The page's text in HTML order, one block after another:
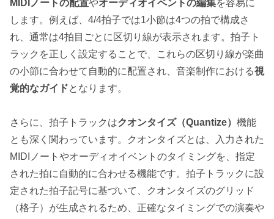
MIDIノートの配置やオーディオイベントの編集を容易に
します。例えば、4/4拍子では1小節は4つの拍で構成さ
れ、通常は4拍目ごとに区切り線が表示されます。拍子ト
ラックを正しく設定することで、これらの区切り線が楽曲
の小節に合わせて自動的に配置され、音楽制作における視
覚的なガイドとなります。
さらに、拍子トラックはクオンタイズ（Quantize） 機能
とも深く関わっています。クオンタイズとは、入力された
MIDIノートやオーディオイベントのタイミングを、指定
された拍に自動的に合わせる機能です。拍子トラックに設
定された拍子記号に基づいて、クオンタイズのグリッド
（格子）が生成されるため、正確なタイミングでの演奏や